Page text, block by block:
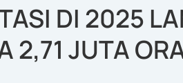
DI 2025
2,71 JUTA